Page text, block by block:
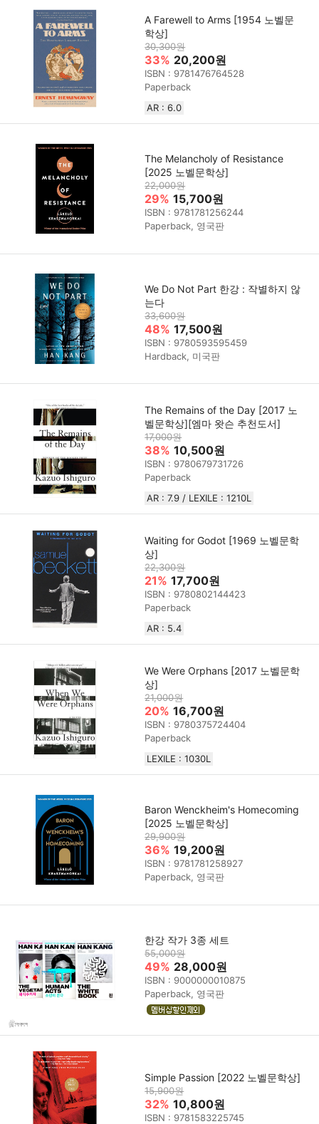
A Farewell to Arms [1954 노벨문
학상]
30,300원
33% 20,200원
ISBN : 9781476764528
Paperback
AR : 6.0
The Melancholy of Resistance
[2025 노벨문학상]
22,000원
29% 15,700원
ISBN : 9781781256244
Paperback, 영국판
We Do Not Part 한강 : 작별하지 않
는다
33,600원
48% 17,500원
ISBN : 9780593595459
Hardback, 미국판
The Remains of the Day [2017 노
벨문학상][엠마 왓슨 추천도서]
17,000원
38% 10,500원
ISBN : 9780679731726
Paperback
AR : 7.9 / LEXILE : 1210L
Waiting for Godot [1969 노벨문학
상]
22,300원
21% 17,700원
ISBN : 9780802144423
Paperback
AR : 5.4
We Were Orphans [2017 노벨문학
상]
21,000원
20% 16,700원
ISBN : 9780375724404
Paperback
LEXILE : 1030L
Baron Wenckheim's Homecoming
[2025 노벨문학상]
29,900원
36% 19,200원
ISBN : 9781781258927
Paperback, 영국판
한강 작가 3종 세트
55,000원
49% 28,000원
ISBN : 9000000010875
Paperback, 영국판
Simple Passion [2022 노벨문학상]
15,900원
32% 10,800원
ISBN : 9781583225745